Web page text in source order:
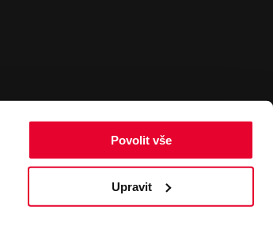
Povolit vše
Upravit
Zpět nahoru